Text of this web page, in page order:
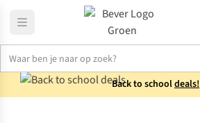
Back to schooldeals!